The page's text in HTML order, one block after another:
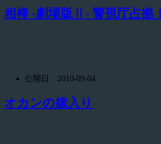
相棒 -劇場版Ⅱ- 警視庁占拠
公開日 2010-09-04
オカンの嫁入り